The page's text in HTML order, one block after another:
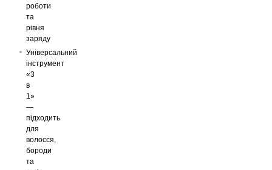
роботи
та
рівня
заряду
Універсальний
інструмент
«3
в
1»
—
підходить
для
волосся,
бороди
та